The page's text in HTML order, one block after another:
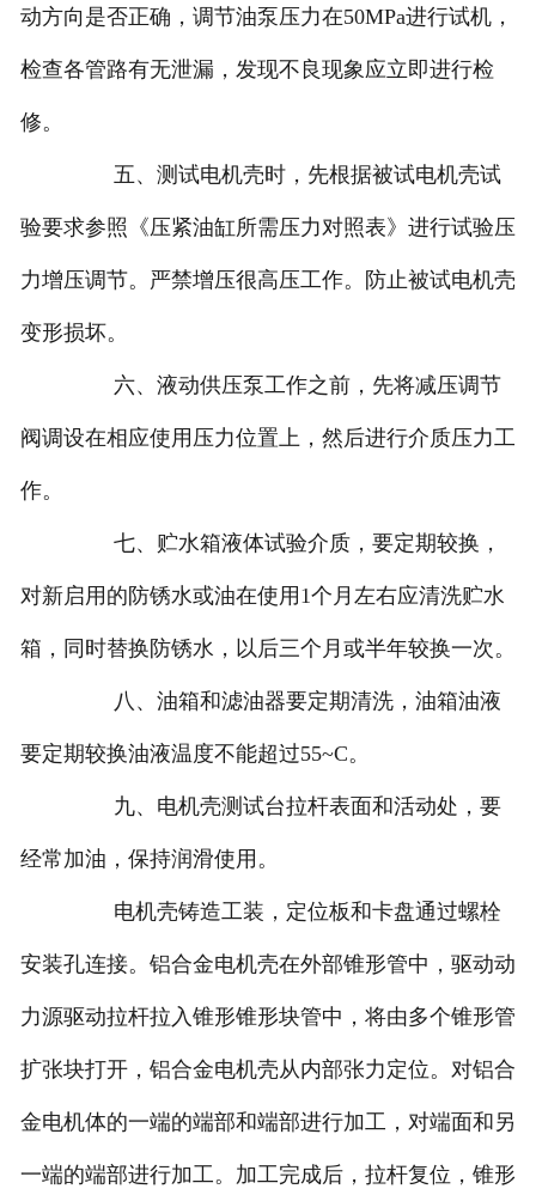
动方向是否正确，调节油泵压力在50MPa进行试机，
检查各管路有无泄漏，发现不良现象应立即进行检
修。
五、测试电机壳时，先根据被试电机壳试
验要求参照《压紧油缸所需压力对照表》进行试验压
力增压调节。严禁增压很高压工作。防止被试电机壳
变形损坏。
六、液动供压泵工作之前，先将减压调节
阀调设在相应使用压力位置上，然后进行介质压力工
作。
七、贮水箱液体试验介质，要定期较换，
对新启用的防锈水或油在使用1个月左右应清洗贮水
箱，同时替换防锈水，以后三个月或半年较换一次。
八、油箱和滤油器要定期清洗，油箱油液
要定期较换油液温度不能超过55~C。
九、电机壳测试台拉杆表面和活动处，要
经常加油，保持润滑使用。
电机壳铸造工装，定位板和卡盘通过螺栓
安装孔连接。铝合金电机壳在外部锥形管中，驱动动
力源驱动拉杆拉入锥形锥形块管中，将由多个锥形管
扩张块打开，铝合金电机壳从内部张力定位。对铝合
金电机体的一端的端部和端部进行加工，对端面和另
一端的端部进行加工。加工完成后，拉杆复位，锥形